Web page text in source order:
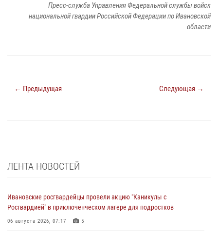
Пресс-служба Управления Федеральной службы войск
национальной гвардии Российской Федерации по Ивановской
области
← Предыдущая Следующая →
ЛЕНТА НОВОСТЕЙ
Ивановские росгвардейцы провели акцию "Каникулы с
Росгвардией" в приключенческом лагере для подростков
06 августа 2026, 07:17 5